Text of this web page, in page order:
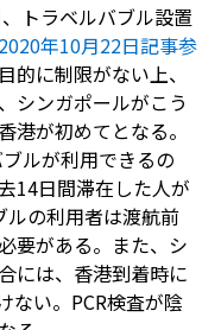
トラベルバブル設置
2020年10月22日記事参
的に制限がない上、
シンガポールがこう
港が初めてとなる。
ルが利用できるの
14日間滞在した人が
の利用者は渡航前
要がある。また、シ
には、香港到着時に
ない。PCR検査が陰